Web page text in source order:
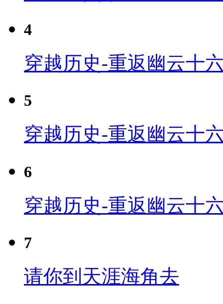
4
穿越历史-重返幽云十
5
穿越历史-重返幽云十
6
穿越历史-重返幽云十
7
请你到天涯海角去